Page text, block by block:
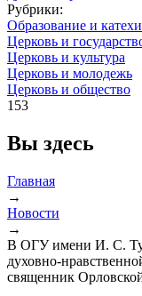
Рубрики:
Образование и
Церковь и
Церковь и культура
Церковь и молодежь
Церковь и общество
153
Вы здесь
Главная
→
Новости
→
В ОГУ имени И. С.
духовно-
священник